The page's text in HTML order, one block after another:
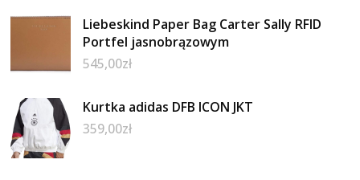
Liebeskind Paper Bag Carter Sally RFID
Portfel jasnobrązowym
545,00zł
Kurtka adidas DFB ICON JKT
359,00zł